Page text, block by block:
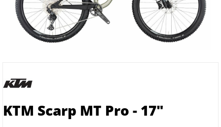
KTM Scarp MT Pro - 17"